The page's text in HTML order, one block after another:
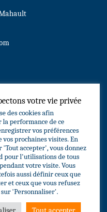
97100
votre vie privée
des cookies afin
performance de ce
vos préférences
vos prochaines visites. En
'Tout accepter', vous donnez
pour l'utilisations de tous
votre visite. Vous
aussi définir ceux que
et ceux que vous refusez
'Personnaliser'.